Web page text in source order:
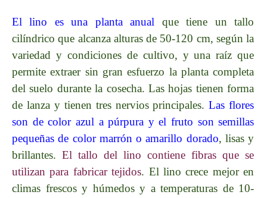
El lino es una planta anual que tiene un tallo
cilíndrico que alcanza alturas de 50-120 cm, según la
variedad y condiciones de cultivo, y una raíz que
permite extraer sin gran esfuerzo la planta completa
del suelo durante la cosecha. Las hojas tienen forma
de lanza y tienen tres nervios principales.Las flores
son de color azul a púrpura y el fruto son semillas
pequeñas de color marrón o amarillo dorado, lisas y
brillantes.El tallo del lino contiene fibras que se
utilizan para fabricar tejidos. El lino crece mejor en
climas frescos y húmedos y a temperaturas de 10-